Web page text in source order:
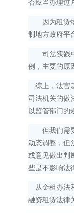
否应当办理过
因为租赁物
制地方政府平
司法实践中
例，主要的原
综上，法官
司法机关的做
以监管部门的
但我们需要
动态调整，但
或意见做出判
些是不影响法
从金租办法
融资租赁法律